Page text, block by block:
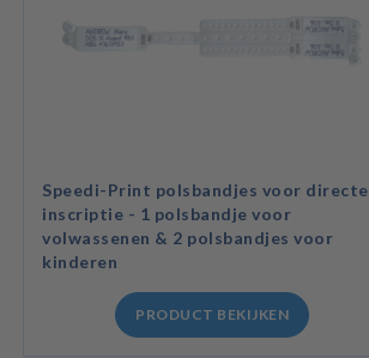
Speedi-Print polsbandjes voor directe
inscriptie - 1 polsbandje voor
volwassenen & 2 polsbandjes voor
kinderen
PRODUCT BEKIJKEN